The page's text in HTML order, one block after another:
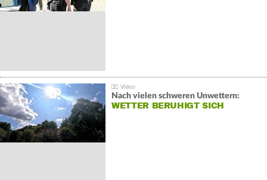
Nach vielen schweren Unwettern:
WETTER BERUHIGT SICH